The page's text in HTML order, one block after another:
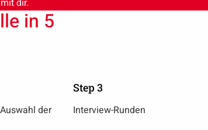
dir.
in 5
der
Step 3
Interview-Runden